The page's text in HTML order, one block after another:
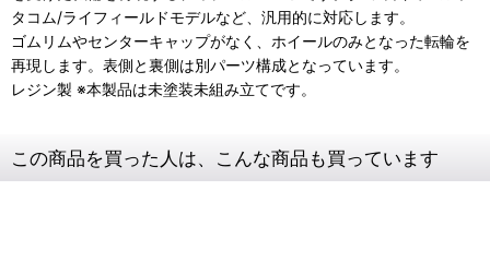
タコム/ライフィールドモデルなど、汎用的に対応します。
ゴムリムやセンターキャップがなく、ホイールのみとなった転輪を
再現します。表側と裏側は別パーツ構成となっています。
レジン製 ※本製品は未塗装未組み立てです。
この商品を買った人は、こんな商品も買っています